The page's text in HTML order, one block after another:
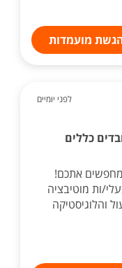
מועמדות
לפני יומיים
כללים
מחפשים אתכם!
ות מוטיבציה
והלוגיסטיקה